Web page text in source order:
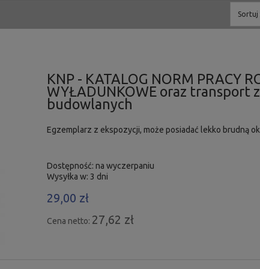
Sortuj
KNP - KATALOG NORM PRACY
WYŁADUNKOWE oraz transport
budowlanych
Egzemplarz z ekspozycji, może posiadać lekko brudną
Dostępność: na wyczerpaniu
Wysyłka w: 3 dni
29,00 zł
Cena netto: 27,62 zł